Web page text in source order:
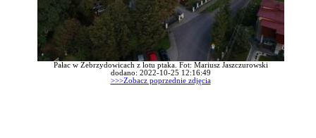
Pałac w Zebrzydowicach z lotu ptaka. Fot: Mariusz Jaszczurowski
dodano: 2022-10-25 12:16:49
>>>Zobacz poprzednie zdjęcia